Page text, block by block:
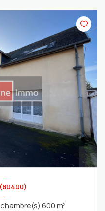
(80400)
Maison 23 pièce(s) 18 chambre(s) 600 m²